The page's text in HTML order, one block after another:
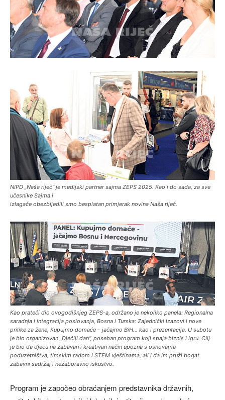
NIPD „Naša riječ“ je medijski partner sajma ZEPS 2025. Kao i do sada, za sve
učesnike Sajma i
izlagače obezbijedili smo besplatan primjerak novina Naša riječ.
Kao prateći dio ovogodišnjeg ZEPS-a, održano je nekoliko panela: Regionalna
saradnja i integracija poslovanja, Bosna i Turska: Zajednički izazovi i nove
prilike za žene, Kupujmo domaće – jačajmo BiH… kao i prezentacija. U subotu
je bio organizovan „Dječiji dan“, poseban program koji spaja biznis i igru. Cilj
je bio da djecu na zabavan i kreativan način upozna s osnovama
poduzetništva, timskim radom i STEM vještinama, ali i da im pruži bogat
zabavni sadržaj i nezaboravno iskustvo.
Program je započeo obraćanjem predstavnika državnih,